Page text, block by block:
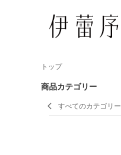
トップ
商品カテゴリー
すべてのカテゴリー